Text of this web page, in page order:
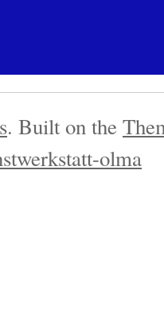
. Built on the
olma